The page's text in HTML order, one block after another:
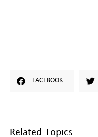
FACEBOOK
Related Topics